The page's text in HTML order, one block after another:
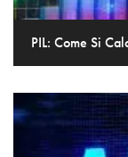
PIL: Come Si